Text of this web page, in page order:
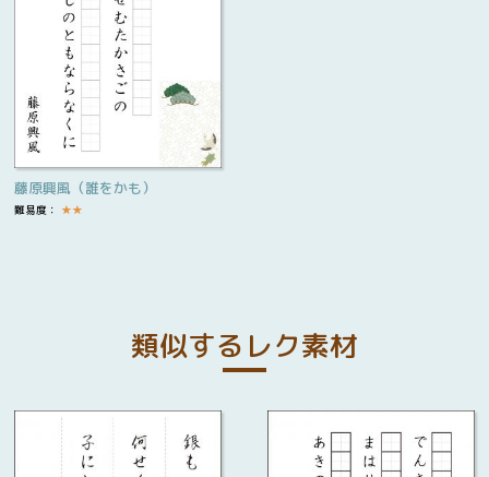
藤原興風（誰をかも）
難易度： ★★
類似するレク素材